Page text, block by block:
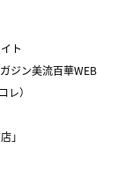
ホワイトデー
ト
ジン美流百華WEB
レ）
」